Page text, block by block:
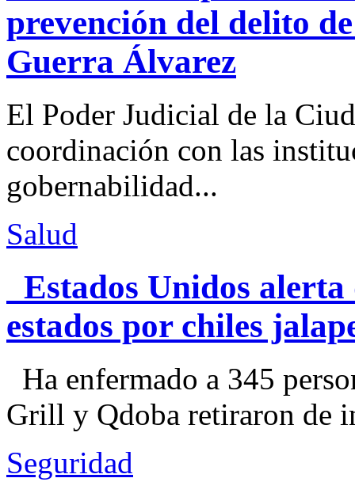
prevención del delito
Guerra Álvarez
El Poder Judicial de la
coordinación con las
gobernabilidad...
Salud
Estados Unidos alerta
estados por chiles
Ha enfermado a 345
Grill y Qdoba retiraron de
Seguridad